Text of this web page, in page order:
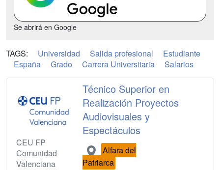
Se abrirá en Google
TAGS: Universidad Salida profesional
Estudiante
España
Grado Carrera Universitaria Salarios
CEU FP
Comunidad
Valenciana
Técnico Superior en
Realización Proyectos
Audiovisuales y
Espectáculos
Alfara del
Patriarca